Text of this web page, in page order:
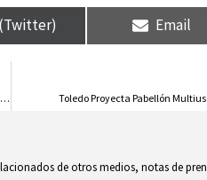
Email
Calidad y Diversidad de las Producciones Agroalimentarias en Hellín, Destacadas por el Gobierno Regional Toledo Proyecta Pabellón
de otros medios, notas de